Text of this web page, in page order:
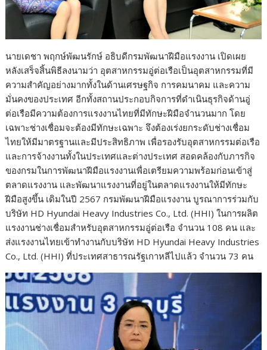
นายเดชา พฤกษ์พัฒนรักษ์ อธิบดีกรมพัฒนาฝีมือแรงงาน เปิดเผย
หลังเสร็จสิ้นพิธีลงนามว่า อุตสาหกรรมอู่ต่อเรือเป็นอุตสาหกรรมที่มี
ความสำคัญอย่างมากทั้งในด้านเศรษฐกิจ การคมนาคม และความ
มั่นคงของประเทศ อีกทั้งสถานประกอบกิจการที่ดำเนินธุรกิจด้านอู่
ต่อเรือมีความต้องการแรงงานไทยที่มีทักษะฝีมือจำนวนมาก โดย
เฉพาะช่างเชื่อมจะต้องมีทักษะเฉพาะ จึงต้องเร่งยกระดับช่างเชื่อม
ไทยให้มีมาตรฐานและมีประสิทธิภาพ เพื่อรองรับอุตสาหกรรมต่อเรือ
และการจ้างงานทั้งในประเทศและต่างประเทศ สอดคล้องกับภารกิจ
ของกรมในการพัฒนาฝีมือแรงงานเพื่อเตรียมความพร้อมก่อนเข้าสู่
ตลาดแรงงาน และพัฒนาแรงงานที่อยู่ในตลาดแรงงานให้มีทักษะ
ฝีมือสูงขึ้น เดิมในปี 2567 กรมพัฒนาฝีมือแรงงาน บูรณาการร่วมกับ
บริษัท HD Hyundai Heavy Industries Co., Ltd. (HHI) ในการผลิต
แรงงานช่างเชื่อมสำหรับอุตสาหกรรมอู่ต่อเรือ จำนวน 108 คน และ
ส่งแรงงานไทยเข้าทำงานกับบริษัท HD Hyundai Heavy Industries
Co., Ltd. (HHI) ที่ประเทศสาธารณรัฐเกาหลีไปแล้ว จำนวน 73 คน